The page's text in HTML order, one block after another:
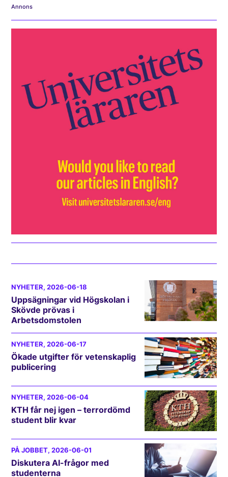
Annons
NYHETER, 2026-06-18
Uppsägningar vid Högskolan i
Skövde prövas i
Arbetsdomstolen
NYHETER, 2026-06-17
Ökade utgifter för vetenskaplig
publicering
NYHETER, 2026-06-04
KTH får nej igen – terrordömd
student blir kvar
PÅ JOBBET, 2026-06-01
Diskutera AI-frågor med
studenterna